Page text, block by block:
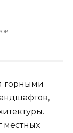
горными
местных